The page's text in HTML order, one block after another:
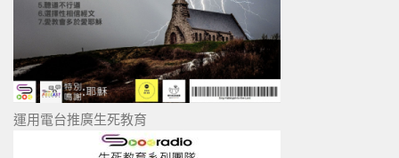
運用電台推廣生死教育